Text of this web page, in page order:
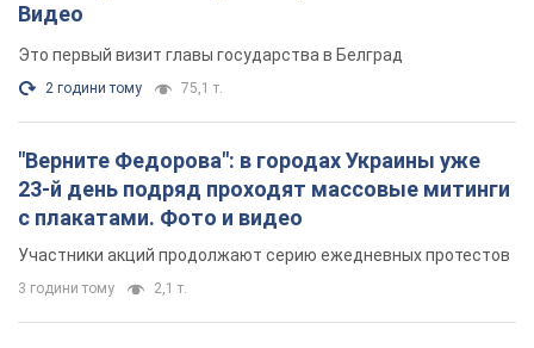
Видео
Это первый визит главы государства в Белград
2 години тому 75,1 т.
"Верните Федорова": в городах Украины уже
23-й день подряд проходят массовые митинги
с плакатами. Фото и видео
Участники акций продолжают серию ежедневных протестов
3 години тому 2,1 т.